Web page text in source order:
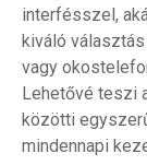
interfésszel,
kiváló
vagy
Lehetővé teszi
közötti
mindennapi